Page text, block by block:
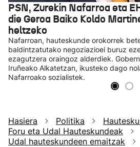
PSN, Zurekin Nafarroa eta
die Geroa Baiko Koldo
heltzeko
Nafarroan, hauteskunde orokorrek
baldintzatutako negoziazioei buruz
ezagutzera oraingoz alderdiek.
Iruñeako Alkatetzan, ikusteko dago
Nafarroako sozialistek.
Hasiera Politika
Foru eta Udal Hauteskundeak
Udal hauteskundeen emaitzak